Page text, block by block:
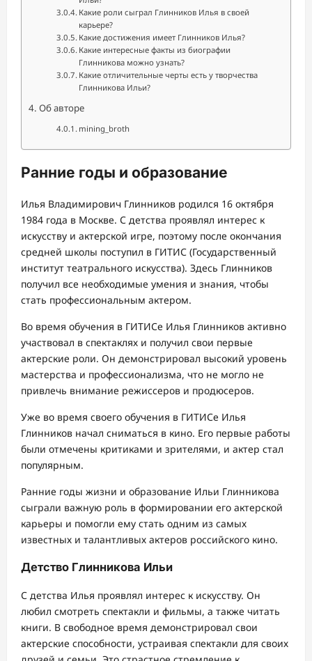
Какие роли сыграл Глинников Илья в своей
карьере?
Какие достижения имеет Глинников Илья?
Какие интересные факты из биографии
Глинникова можно узнать?
Какие отличительные черты есть у творчества
Глинникова Ильи?
Об авторе
mining_broth
Ранние годы и образование
Илья Владимирович Глинников родился 16 октября
1984 года в Москве. С детства проявлял интерес к
искусству и актерской игре, поэтому после окончания
средней школы поступил в ГИТИС (Государственный
институт театрального искусства). Здесь Глинников
получил все необходимые умения и знания, чтобы
стать профессиональным актером.
Во время обучения в ГИТИСе Илья Глинников активно
участвовал в спектаклях и получил свои первые
актерские роли. Он демонстрировал высокий уровень
мастерства и профессионализма, что не могло не
привлечь внимание режиссеров и продюсеров.
Уже во время своего обучения в ГИТИСе Илья
Глинников начал сниматься в кино. Его первые работы
были отмечены критиками и зрителями, и актер стал
популярным.
Ранние годы жизни и образование Ильи Глинникова
сыграли важную роль в формировании его актерской
карьеры и помогли ему стать одним из самых
известных и талантливых актеров российского кино.
Детство Глинникова Ильи
С детства Илья проявлял интерес к искусству. Он
любил смотреть спектакли и фильмы, а также читать
книги. В свободное время демонстрировал свои
актерские способности, устраивая спектакли для своих